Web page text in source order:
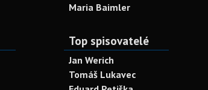
Maria Baimler
Top spisovatelé
Jan Werich
Tomáš Lukavec